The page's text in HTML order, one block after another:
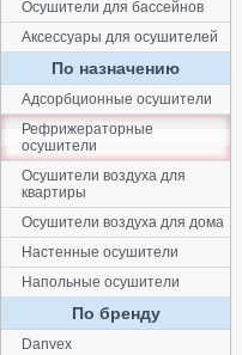
Осушители для бассейнов
Аксессуары для осушителей
По назначению
Адсорбционные осушители
Рефрижераторные
осушители
Осушители воздуха для
квартиры
Осушители воздуха для дома
Настенные осушители
Напольные осушители
По бренду
Danvex